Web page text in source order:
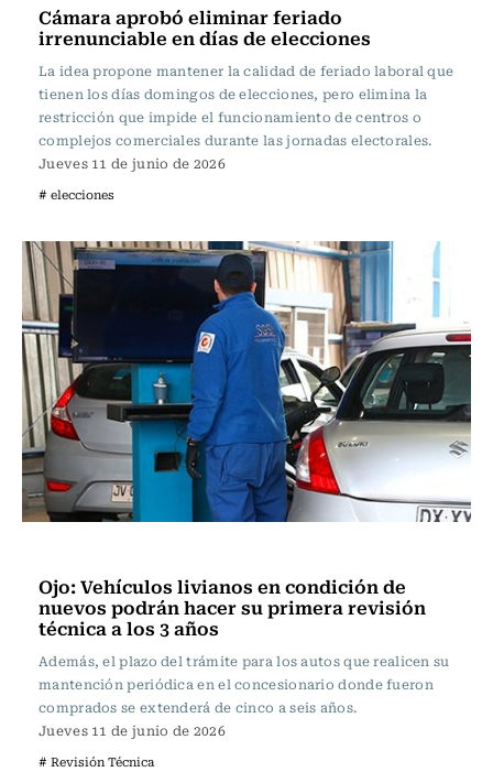
Cámara aprobó eliminar feriado
irrenunciable en días de elecciones
La idea propone mantener la calidad de feriado laboral que
tienen los días domingos de elecciones, pero elimina la
restricción que impide el funcionamiento de centros o
complejos comerciales durante las jornadas electorales.
Jueves 11 de junio de 2026
# elecciones
Ojo: Vehículos livianos en condición de
nuevos podrán hacer su primera revisión
técnica a los 3 años
Además, el plazo del trámite para los autos que realicen su
mantención periódica en el concesionario donde fueron
comprados se extenderá de cinco a seis años.
Jueves 11 de junio de 2026
# Revisión Técnica